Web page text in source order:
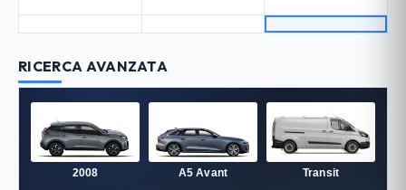
RICERCA AVANZATA
2008 A5 Avant Transit